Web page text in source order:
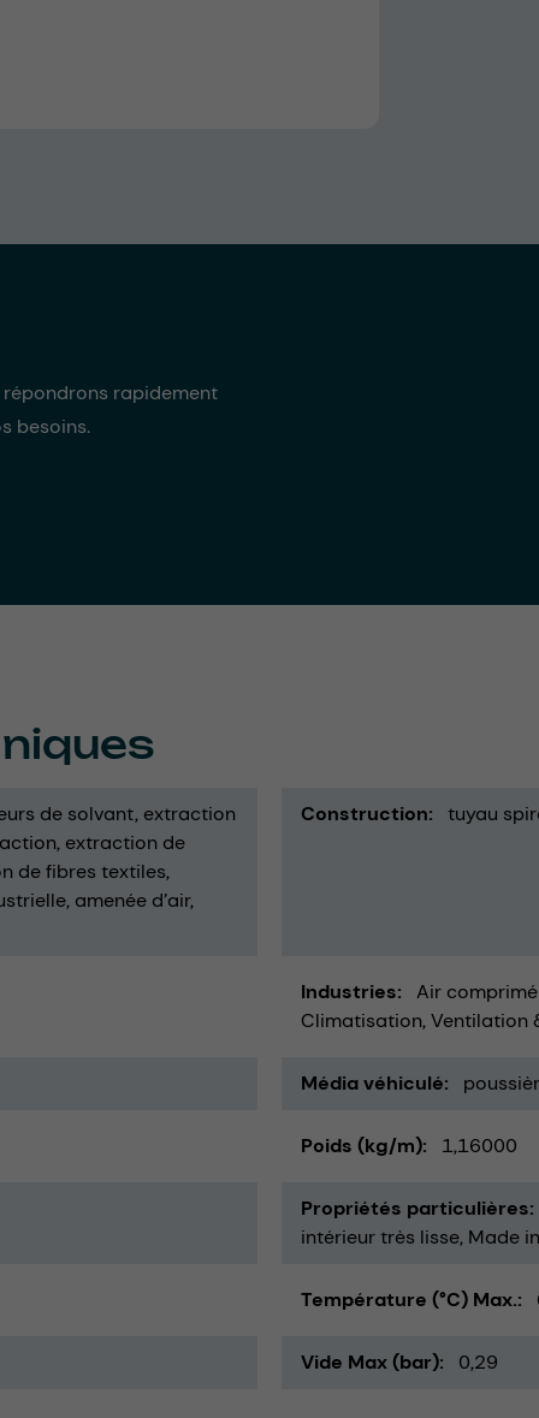
rapidement
besoins.
de solvant extraction
extraction de
de fibres textiles
amenée d’air
Construction tuyau
Industries
Air
Climatisation, Ventilation
Média véhiculé
Poids (kg/m) 1,16000
Propriétés particulières
intérieur très lisse Made
Température (°C) Max.
Vide Max (bar) 0,29